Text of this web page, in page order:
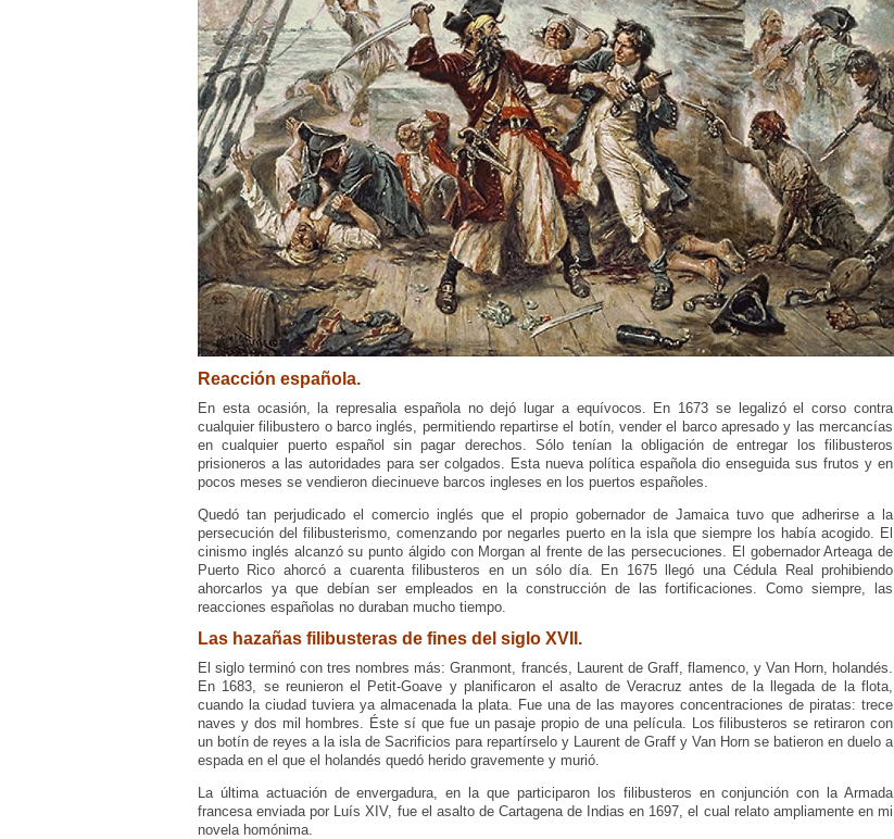
Reacción española.
En esta ocasión, la represalia española no dejó lugar a equívocos. En 1673 se legalizó el corso contra
cualquier filibustero o barco inglés, permitiendo repartirse el botín, vender el barco apresado y las mercancías
en cualquier puerto español sin pagar derechos. Sólo tenían la obligación de entregar los filibusteros
prisioneros a las autoridades para ser colgados. Esta nueva política española dio enseguida sus frutos y en
pocos meses se vendieron diecinueve barcos ingleses en los puertos españoles.
Quedó tan perjudicado el comercio inglés que el propio gobernador de Jamaica tuvo que adherirse a la
persecución del filibusterismo, comenzando por negarles puerto en la isla que siempre los había acogido. El
cinismo inglés alcanzó su punto álgido con Morgan al frente de las persecuciones. El gobernador Arteaga de
Puerto Rico ahorcó a cuarenta filibusteros en un sólo día. En 1675 llegó una Cédula Real prohibiendo
ahorcarlos ya que debían ser empleados en la construcción de las fortificaciones. Como siempre, las
reacciones españolas no duraban mucho tiempo.
Las hazañas filibusteras de fines del siglo XVII.
El siglo terminó con tres nombres más: Granmont, francés, Laurent de Graff, flamenco, y Van Horn, holandés.
En 1683, se reunieron el Petit-Goave y planificaron el asalto de Veracruz antes de la llegada de la flota,
cuando la ciudad tuviera ya almacenada la plata. Fue una de las mayores concentraciones de piratas: trece
naves y dos mil hombres. Éste sí que fue un pasaje propio de una película. Los filibusteros se retiraron con
un botín de reyes a la isla de Sacrificios para repartírselo y Laurent de Graff y Van Horn se batieron en duelo a
espada en el que el holandés quedó herido gravemente y murió.
La última actuación de envergadura, en la que participaron los filibusteros en conjunción con la Armada
francesa enviada por Luís XIV, fue el asalto de Cartagena de Indias en 1697, el cual relato ampliamente en mi
novela homónima.